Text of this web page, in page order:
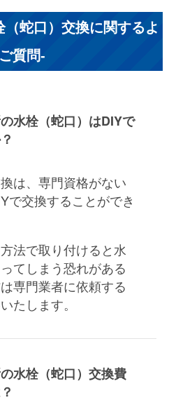
蛇口）交換に関するよ
質問-
水栓（蛇口） はDIYで
は、専門資格がない
で交換することができ
法で取り付けると水
てしまう恐れがある
専門業者に依頼する
たします。
水栓（蛇口） 交換費